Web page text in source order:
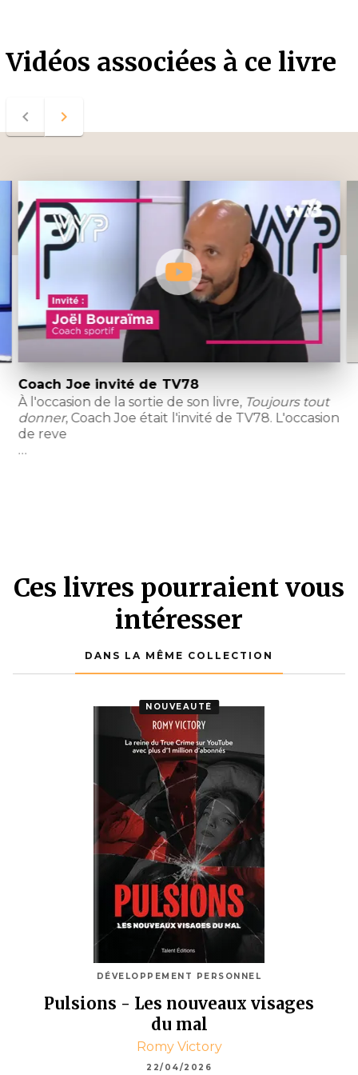
Vidéos associées à ce livre
navigate_before navigate_next
Coach Joe invité de TV78
À l'occasion de la sortie de son livre, Toujours tout
donner, Coach Joe était l'invité de TV78. L'occasion
de reve
…
Ces livres pourraient vous
intéresser
DANS LA MÊME COLLECTION
NOUVEAUTÉ
DÉVELOPPEMENT PERSONNEL
Pulsions - Les nouveaux visages
du mal
Romy Victory
22/04/2026